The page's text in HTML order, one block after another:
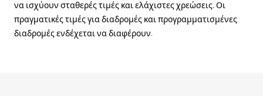
να ισχύουν σταθερές τιμές και ελάχιστες χρεώσεις. Οι
πραγματικές τιμές για διαδρομές και προγραμματισμένες
διαδρομές ενδέχεται να διαφέρουν.